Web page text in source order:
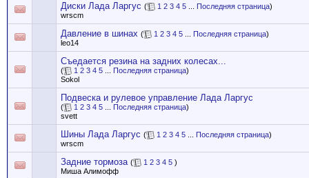
Диски Лада Ларгус ( 1 2 3 4 5 Последняя страница)
wrscm
Давление в шинах ( 1 2 3 4 5 Последняя страница)
leo14
Съедается резина на задних колесах...
( 1 2 3 4 5 Последняя страница)
Sokol
Подвеска и рулевое управление Лада Ларгус
( 1 2 3 4 5 Последняя страница)
svett
Шины Лада Ларгус ( 1 2 3 4 5 Последняя страница)
wrscm
Задние тормоза ( 1 2 3 4 5 )
Миша Алимофф